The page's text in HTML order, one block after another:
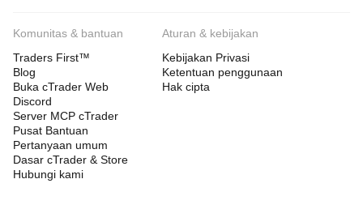
Komunitas & bantuan
Traders First™
Blog
Buka cTrader Web
Discord
Server MCP cTrader
Pusat Bantuan
Pertanyaan umum
Dasar cTrader & Store
Hubungi kami
Aturan & kebijakan
Kebijakan Privasi
Ketentuan penggunaan
Hak cipta